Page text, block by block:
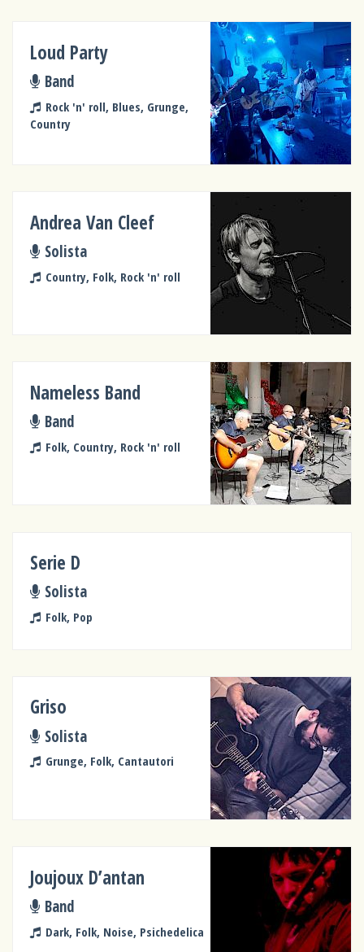
Loud Party
Band
Rock 'n' roll, Blues, Grunge,
Country
Andrea Van Cleef
Solista
Country, Folk, Rock 'n' roll
Nameless Band
Band
Folk, Country, Rock 'n' roll
Serie D
Solista
Folk, Pop
Griso
Solista
Grunge, Folk, Cantautori
Joujoux D’antan
Band
Dark, Folk, Noise, Psichedelica